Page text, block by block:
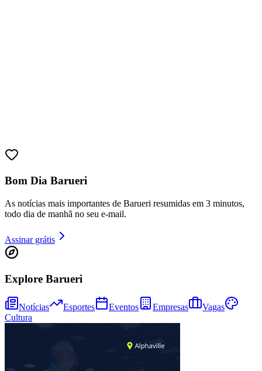
Goiás
Bom Dia Barueri
As notícias mais importantes de Barueri resumidas em 3 minutos,
todo dia de manhã no seu e-mail.
Assinar grátis
Explore Barueri
Notícias Esportes Eventos Empresas
Vagas
Cultura